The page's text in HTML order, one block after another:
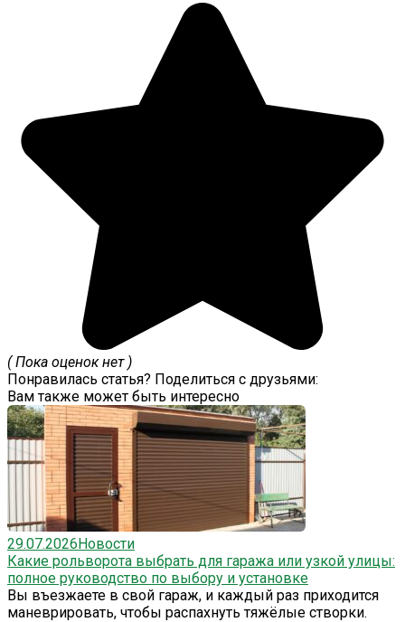
( Пока оценок нет )
Понравилась статья? Поделиться с друзьями:
Вам также может быть интересно
29.07.2026Новости
Какие рольворота выбрать для гаража или узкой улицы:
полное руководство по выбору и установке
Вы въезжаете в свой гараж, и каждый раз приходится
маневрировать, чтобы распахнуть тяжёлые створки.